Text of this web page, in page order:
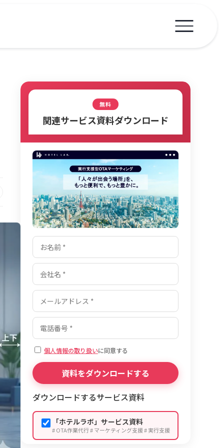
無料
関連サービス資料ダウンロード
個人情報の取り扱いに同意する
ダウンロードするサービス資料
「ホテルラボ」サービス資料
# OTA作業代行 # マーケティング支援 # 実行支援